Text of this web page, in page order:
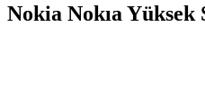
Nokia Nokıa Yüksek